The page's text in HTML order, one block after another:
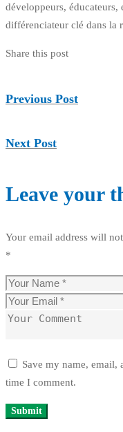
développeurs,
différenciateur clé dans la
Share this post
Previous Post
Next Post
Leave your
Your email address will
*
Save my name, email,
time I comment.